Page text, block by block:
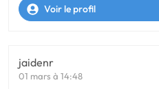
Voir le profil
jaidenr
01 mars à 14:48